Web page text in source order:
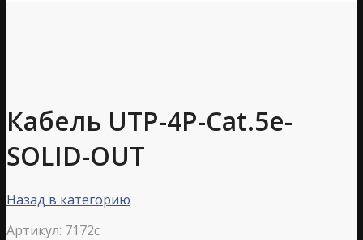
Кабель UTP-4P-Cat.5e-
SOLID-OUT
Назад в категорию
Артикул: 7172c